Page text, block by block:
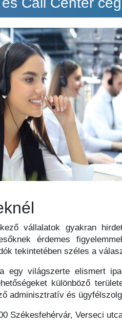
vállalatok gyakran
érdemes
tekintetében széles a
egy világszerte elismert
különböző
adminisztratív és
Székesfehérvár, Verseci